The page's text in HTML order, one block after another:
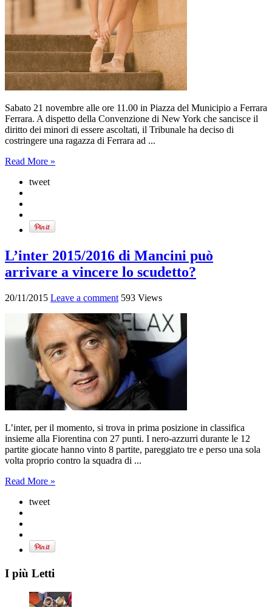
Sabato 21 novembre alle ore 11.00 in Piazza del Municipio a Ferrara
Ferrara. A dispetto della Convenzione di New York che sancisce il
diritto dei minori di essere ascoltati, il Tribunale ha deciso di
costringere una ragazza di Ferrara ad ...
Read More »
tweet
L’inter 2015/2016 di Mancini può
arrivare a vincere lo scudetto?
20/11/2015 Leave a comment 593 Views
L’inter, per il momento, si trova in prima posizione in classifica
insieme alla Fiorentina con 27 punti. I nero-azzurri durante le 12
partite giocate hanno vinto 8 partite, pareggiato tre e perso una sola
volta proprio contro la squadra di ...
Read More »
tweet
I più Letti